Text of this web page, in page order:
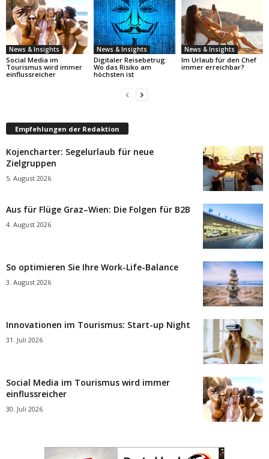
News & Insights
Social Media im
Tourismus wird immer
einflussreicher
News & Insights
Digitaler Reisebetrug:
Wo das Risiko am
höchsten ist
News & Insights
Im Urlaub für den Chef
immer erreichbar?
Empfehlungen der Redaktion
Kojencharter: Segelurlaub für neue
Zielgruppen
5. August 2026
Aus für Flüge Graz–Wien: Die Folgen für B2B
4. August 2026
So optimieren Sie Ihre Work-Life-Balance
3. August 2026
Innovationen im Tourismus: Start-up Night
31. Juli 2026
Social Media im Tourismus wird immer
einflussreicher
30. Juli 2026